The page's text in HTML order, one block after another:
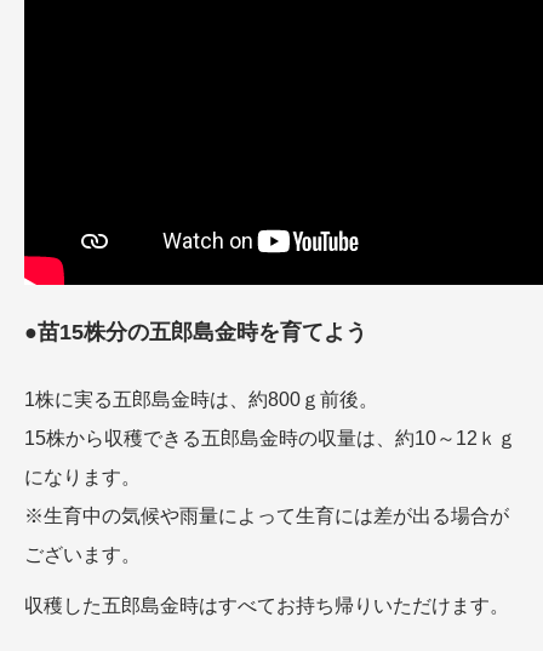
●苗15株分の五郎島金時を育てよう
1株に実る五郎島金時は、約800ｇ前後。
15株から収穫できる五郎島金時の収量は、約10～12ｋｇ
になります。
※生育中の気候や雨量によって生育には差が出る場合が
ございます。
収穫した五郎島金時はすべてお持ち帰りいただけます。